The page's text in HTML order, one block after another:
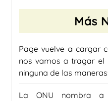
Más
Page vuelve a cargar
nos vamos a tragar el
ninguna de las
La ONU nombra a